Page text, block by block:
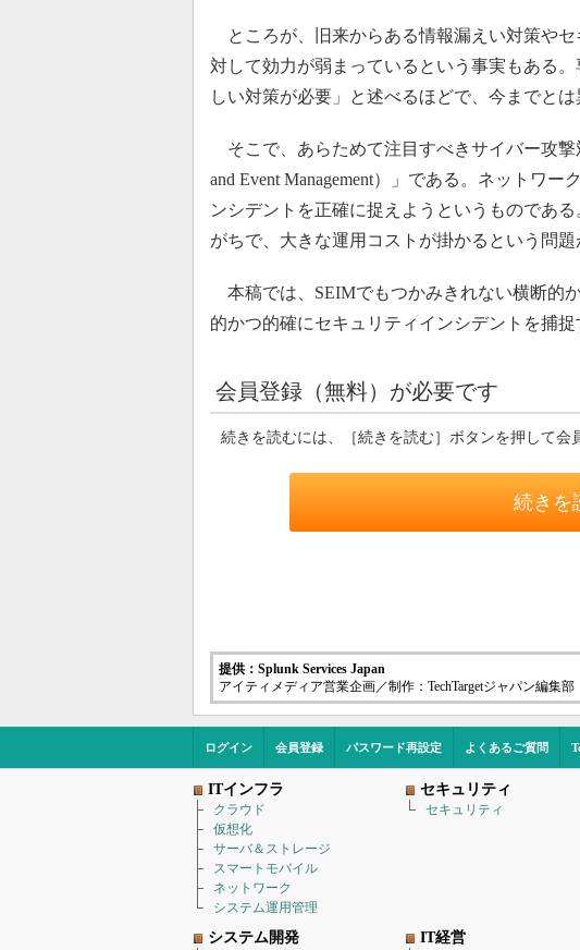
ところが、旧来からある情報漏えい対策や
対して効力が弱まっているという事実もある
しい対策が必要」と述べるほどで、今までと
そこで、あらためて注目すべきサイバー攻撃
and Event Management）」である。ネットワ
ンシデントを正確に捉えようというものであ
がちで、大きな運用コストが掛かるという問題
本稿では、SEIMでもつかみきれない横断的
的かつ的確にセキュリティインシデントを捕捉
会員登録（無料）が必要です
続きを読むには、［続きを読む］ボタンを押して会
続きを
提供：Splunk Services Japan
アイティメディア営業企画／制作：TechTargetジャパン編集部
ログイン 会員登録 パスワード再設定 よくあるご質問
ITインフラ
クラウド
仮想化
サーバ＆ストレージ
スマートモバイル
ネットワーク
システム運用管理
セキュリティ
セキュリティ
システム開発 IT経営